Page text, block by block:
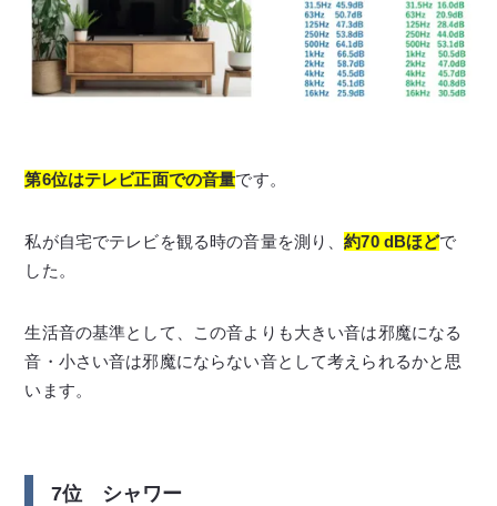
第6位はテレビ正面での音量です。
私が自宅でテレビを観る時の音量を測り、約70 dBほどで
した。
生活音の基準として、この音よりも大きい音は邪魔になる
音・小さい音は邪魔にならない音として考えられるかと思
います。
7位 シャワー